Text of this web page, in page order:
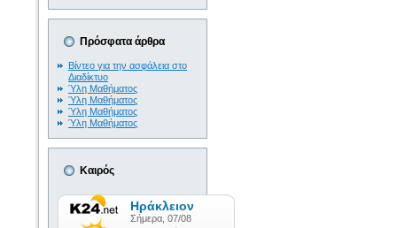
Πρόσφατα άρθρα
Βίντεο για την ασφάλεια στο
Διαδίκτυο
Ύλη Μαθήματος
Ύλη Μαθήματος
Ύλη Μαθήματος
Ύλη Μαθήματος
Καιρός